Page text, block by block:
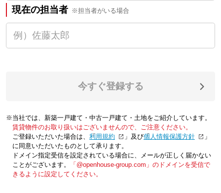
現在の担当者 ※担当者がいる場合
今すぐ登録する
※当社では、新築一戸建て・中古一戸建て・土地をご紹介しています。
賃貸物件のお取り扱いはございませんので、ご注意ください。
ご登録いただいた場合は、「利用規約 」及び「個人情報保護方針
」
に同意いただいたものとして承ります。
ドメイン指定受信を設定されている場合に、メールが正しく届かない
ことがございます。
「@openhouse-group.com」のドメインを受信で
きるように設定してください。